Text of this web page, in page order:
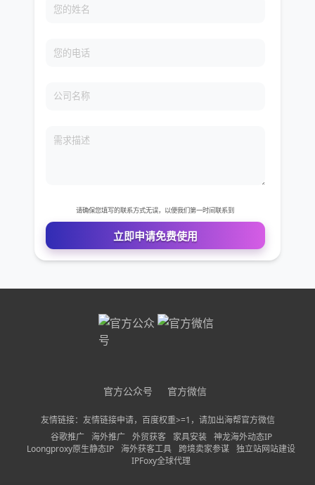
您的姓名
您的电话
立即申请免费使用
官方公众号 官方微信
友情链接：友情链接申请，百度权重>=1，请加出海帮官方微信
谷歌推广
海外推广 外贸获客 家具安装
神龙海外动态IP
Loongproxy原生静态IP 海外获客工具 跨境卖家参谋 独立站网站建设
IPFoxy全球代理